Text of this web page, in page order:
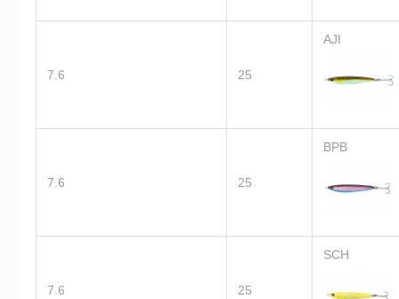
7.6 25
AJI
7.6 25
BPB
7.6 25
SCH